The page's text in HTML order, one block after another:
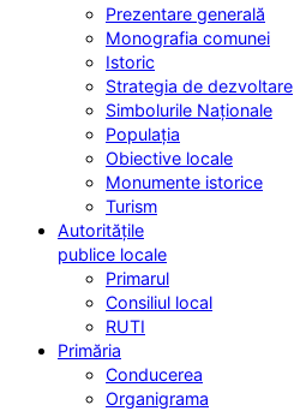
Prezentare generală
Monografia comunei
Istoric
Strategia de dezvoltare
Simbolurile Naționale
Populația
Obiective locale
Monumente istorice
Turism
Autoritățile
publice locale
Primarul
Consiliul local
RUTI
Primăria
Conducerea
Organigrama